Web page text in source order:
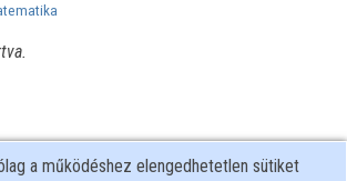
a működéshez elengedhetetlen sütiket